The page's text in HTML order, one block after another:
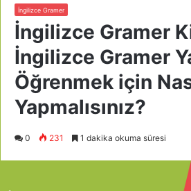
İngilizce Gramer
İngilizce Gramer
İngilizce Gramer
Öğrenmek için
Yapmalısınız?
0 231 1 dakika okuma süresi